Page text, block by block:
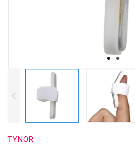
TYNOR